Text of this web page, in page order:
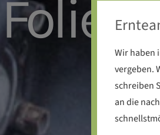
Wir haben
vergeben.
schreiben
an die